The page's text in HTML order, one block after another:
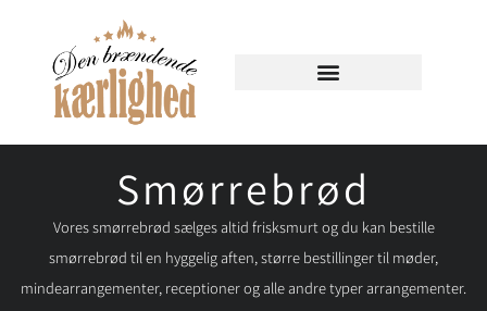
Smørrebrød
Smørrebrød
Vores smørrebrød sælges altid frisksmurt og du kan bestille
smørrebrød til en hyggelig aften, større bestillinger til møder,
mindearrangementer, receptioner og alle andre typer arrangementer.